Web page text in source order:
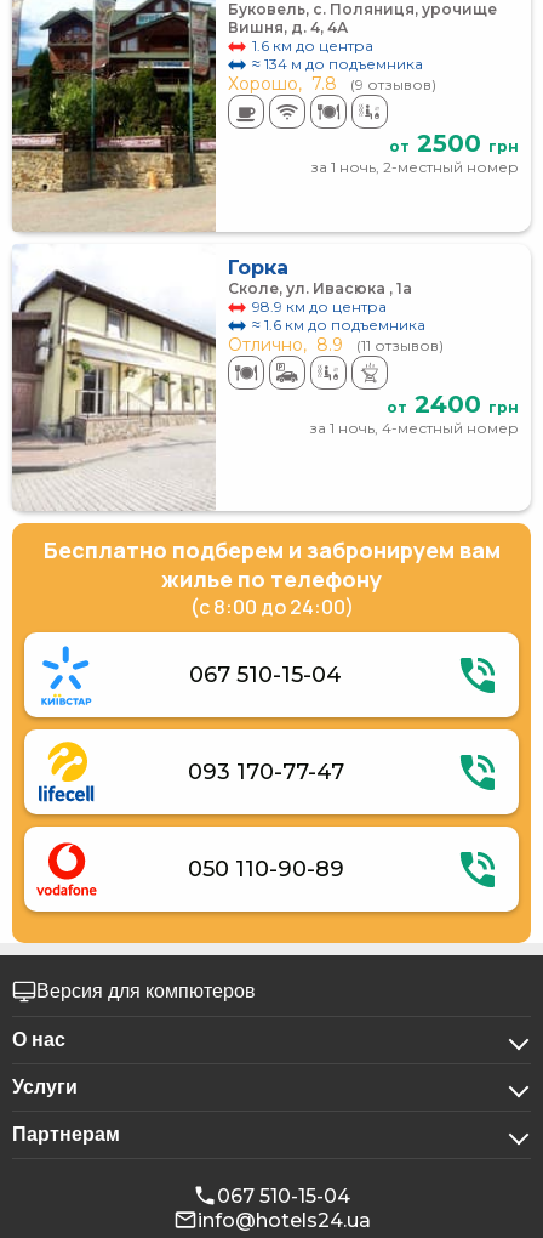
Буковель, с. Поляниця, урочище
Вишня, д. 4, 4А
1.6 км до центра
≈ 134 м до подъемника
Хорошо, 7.8 (9 отзывов)
от 2500 грн
за 1 ночь, 2-местный номер
Горка
Сколе, ул. Ивасюка , 1а
98.9 км до центра
≈ 1.6 км до подъемника
Отлично, 8.9 (11 отзывов)
от 2400 грн
за 1 ночь, 4-местный номер
Бесплатно подберем и забронируем вам
жилье по телефону
(с 8:00 до 24:00)
067 510-15-04
093 170-77-47
050 110-90-89
Версия для компютеров
О нас
О компании
Конфиденциальность
Публичная оферта
Наши партнеры
Услуги
Для бизнес-клиентов
Бронирование для групп
Конференц-залы
Партнерам
Программа для аффилиатов
067 510-15-04
info@hotels24.ua